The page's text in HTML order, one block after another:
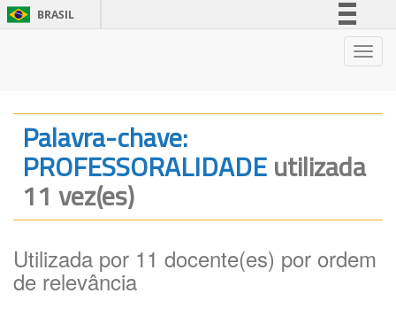
BRASIL
Canais
Palavra-chave:
PROFESSORALIDADEutilizada
11 vez(es)
Utilizada por 11 docente(es) por ordem
de relevância